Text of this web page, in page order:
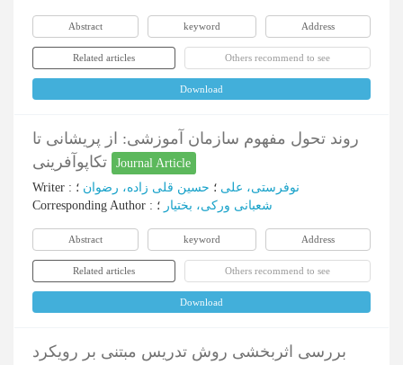
Abstract keyword Address
Related articles Others recommend to see
Download
روند تحول مفهوم سازمان آموزشی: از پریشانی تا
Journal Article
Writer : نوفرستی، علی ؛ حسین قلی زاده، رضوان ؛
Corresponding Author : شعبانی ورکی، بختیار ؛
Abstract keyword Address
Related articles Others recommend to see
Download
بررسی اثربخشی روش تدریس مبتنی بر رویکرد